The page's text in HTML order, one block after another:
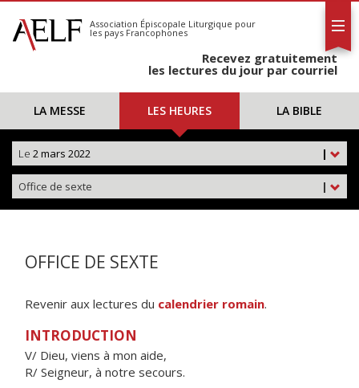
S'abonner
Calendrier
Association Épiscopale Liturgique pour
les pays Francophones
Recevez gratuitement
les lectures du jour par courriel
LA MESSE LES HEURES LA BIBLE
|
Le 2 mars 2022
|
Office de sexte
OFFICE DE SEXTE
Revenir aux lectures du calendrier romain.
INTRODUCTION
V/ Dieu, viens à mon aide,
R/ Seigneur, à notre secours.